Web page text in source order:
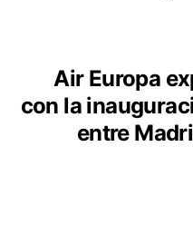
Air Europa
con la
entre